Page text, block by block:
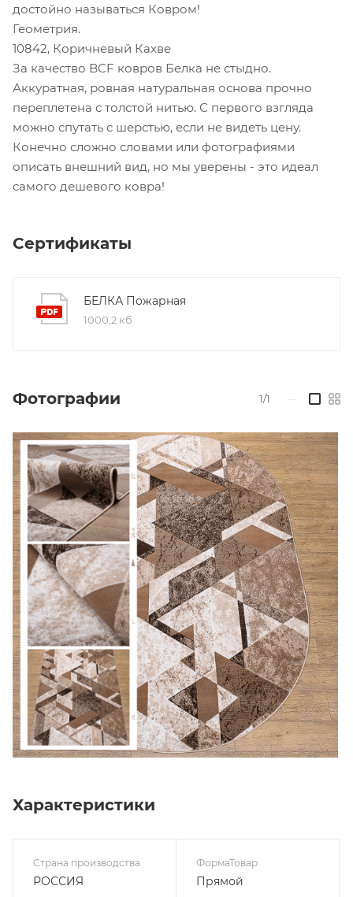
достойно называться Ковром!
Геометрия.
10842, Коричневый Кахве
За качество BCF ковров Белка не стыдно.
Аккуратная, ровная натуральная основа прочно
переплетена с толстой нитью. С первого взгляда
можно спутать с шерстью, если не видеть цену.
Конечно сложно словами или фотографиями
описать внешний вид, но мы уверены - это идеал
самого дешевого ковра!
Сертификаты
БЕЛКА Пожарная
1000,2 кб
Фотографии 1/1
Характеристики
Страна производства
РОССИЯ
ФормаТовар
Прямой